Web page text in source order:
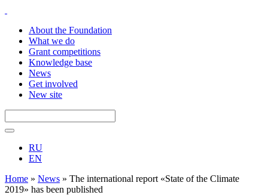
About the Foundation
What we do
Grant competitions
Knowledge base
News
Get involved
New site
RU
EN
Home » News » The international report «State of the Climate
2019» has been published